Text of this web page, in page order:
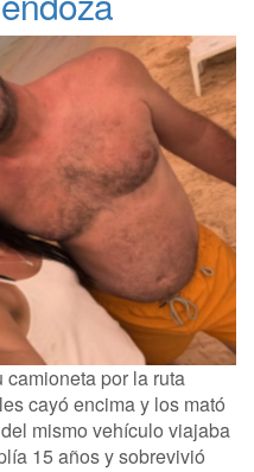
por la ruta
cayó encima y los mató
mismo vehículo viajaba
15 años y sobrevivió